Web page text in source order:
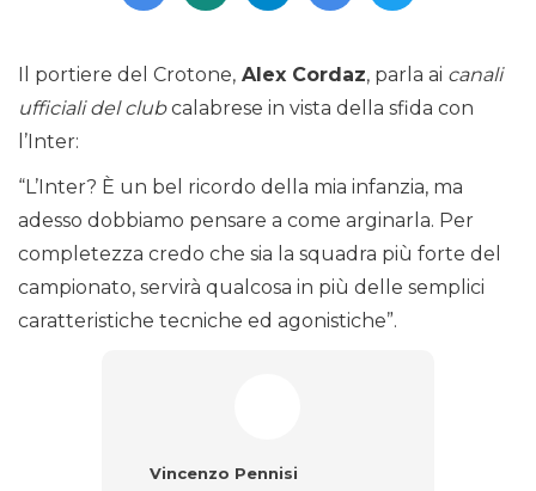
Il portiere del Crotone, Alex Cordaz, parla ai canali
ufficiali del clubcalabrese in vista della sfida con
l’Inter:
“L’Inter? È un bel ricordo della mia infanzia, ma
adesso dobbiamo pensare a come arginarla. Per
completezza credo che sia la squadra più forte del
campionato, servirà qualcosa in più delle semplici
caratteristiche tecniche ed agonistiche”.
Vincenzo Pennisi